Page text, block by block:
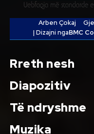
Arben Çokaj
| Dizajni ngaBMC
Rreth nesh
Diapozitiv
Të ndryshme
Muzika